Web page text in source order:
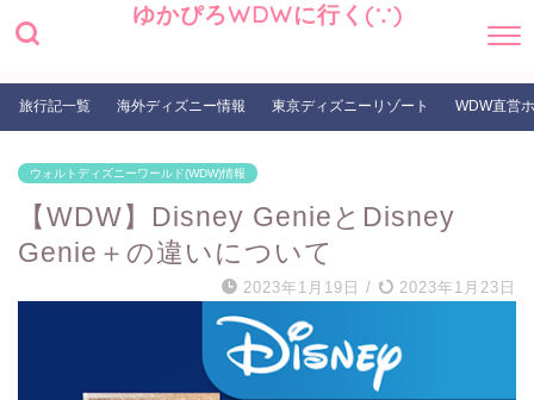
ゆかぴろWDWに行く(∵)
旅行記一覧 海外ディズニー情報 東京ディズニーリゾート WDW直営
ウォルトディズニーワールド(WDW)情報
【WDW】Disney GenieとDisney
Genie＋の違いについて
2023年1月19日 / 2023年1月23日